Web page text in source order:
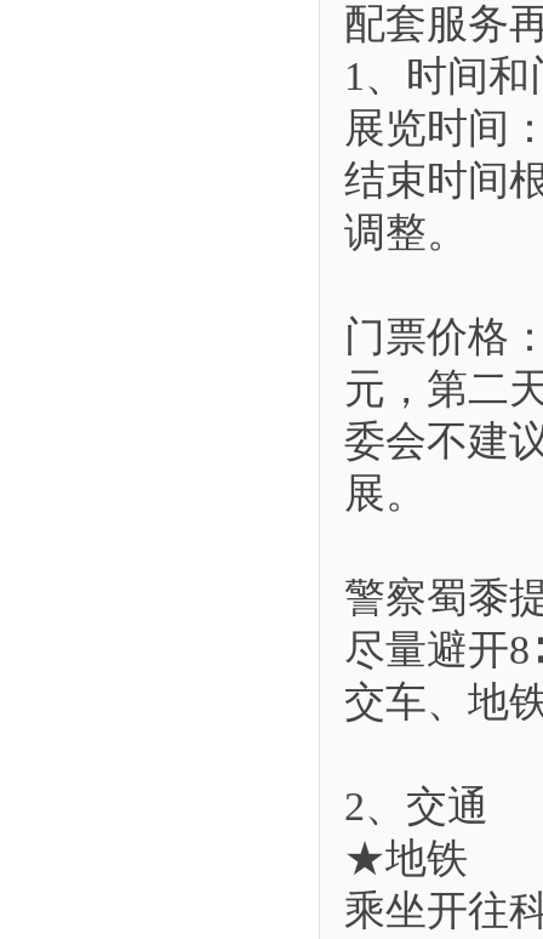
配套服务
1、时间和
展览时间
结束时间
调整。
门票价格
元，第二
委会不建
展。
警察蜀黍
尽量避开
交车、地
2、交通
★地铁
乘坐开往